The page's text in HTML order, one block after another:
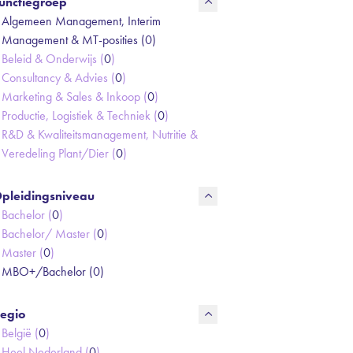
Algemeen Management, Interim
Management & MT-posities (0)
Beleid & Onderwijs (0)
Consultancy & Advies (0)
Marketing & Sales & Inkoop (0)
Productie, Logistiek & Techniek (0)
R&D & Kwaliteitsmanagement, Nutritie &
Veredeling Plant/Dier (0)
Bachelor (0)
Bachelor/ Master (0)
Master (0)
MBO+/Bachelor (0)
België (0)